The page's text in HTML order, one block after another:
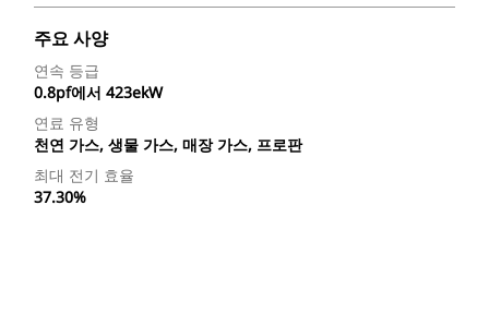
주요 사양
연속 등급
0.8pf에서 423ekW
연료 유형
천연 가스, 생물 가스, 매장 가스, 프로판
최대 전기 효율
37.30%